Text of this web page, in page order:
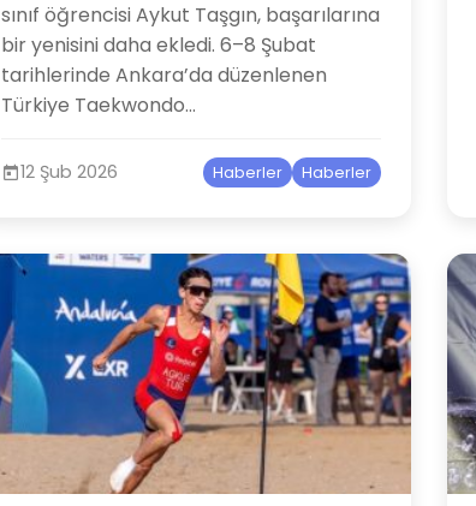
sınıf öğrencisi Aykut Taşgın, başarılarına
bir yenisini daha ekledi. 6–8 Şubat
tarihlerinde Ankara’da düzenlenen
Türkiye Taekwondo...
12 Şub 2026 Haberler Haberler